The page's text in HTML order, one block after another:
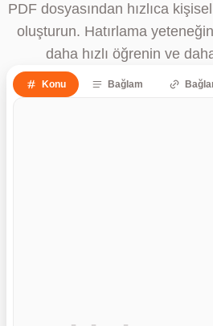
PDF dosyasından hızlıca
oluşturun. Hatırlama
daha hızlı öğrenin ve
Konu Bağlam